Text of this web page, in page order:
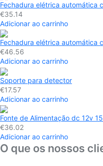
Fechadura elétrica automática
€35.14
Adicionar ao carrinho
Fechadura elétrica automática
€46.56
Adicionar ao carrinho
Soporte para detector
€17.57
Adicionar ao carrinho
Fonte de Alimentação dc 12v
€36.02
Adicionar ao carrinho
O que os nossos